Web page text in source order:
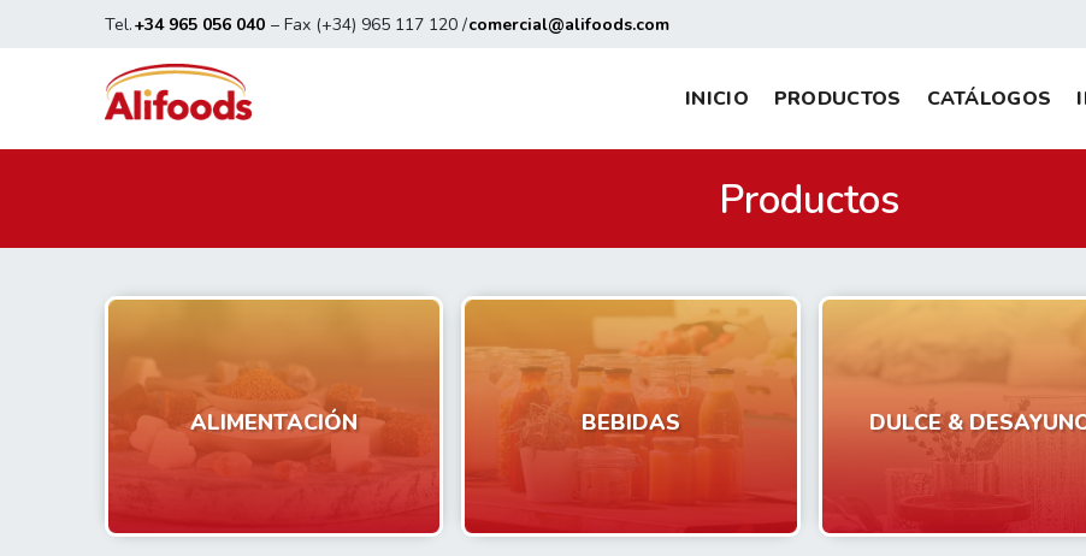
Tel.+34 965 056 040 – Fax (+34) 965 117 120 /comercial@alifoods.com
INICIO PRODUCTOS CATÁLOGOS
Productos
ALIMENTACIÓN BEBIDAS DULCE &